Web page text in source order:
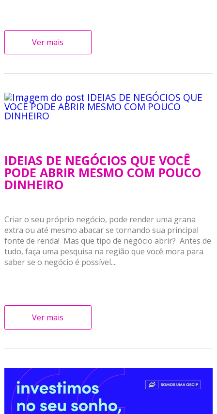
Ver mais
IDEIAS DE NEGÓCIOS QUE VOCÊ
PODE ABRIR MESMO COM POUCO
DINHEIRO
Criar o seu próprio negócio, pode render uma grana
extra ou até mesmo abacar se tornando sua principal
fonte de renda! Mas que tipo de negócio abrir? Antes de
tudo, faça uma pesquisa na região que você mora para
saber se o negócio é possível....
Ver mais